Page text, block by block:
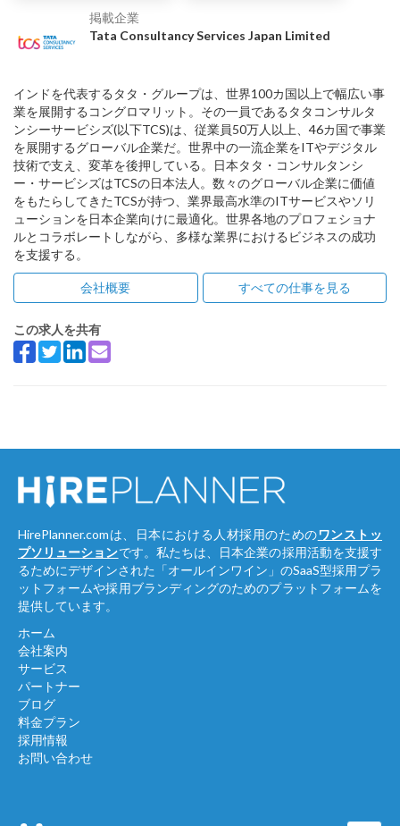
掲載企業
Tata Consultancy Services Japan Limited
インドを代表するタタ・グループは、世界100カ国以上で幅広い事
業を展開するコングロマリット。その一員であるタタコンサルタ
ンシーサービシズ(以下TCS)は、従業員50万人以上、46カ国で事業
を展開するグローバル企業だ。世界中の一流企業をITやデジタル
技術で支え、変革を後押している。日本タタ・コンサルタンシ
ー・サービシズはTCSの日本法人。数々のグローバル企業に価値
をもたらしてきたTCSが持つ、業界最高水準のITサービスやソリ
ューションを日本企業向けに最適化。世界各地のプロフェショナ
ルとコラボレートしながら、多様な業界におけるビジネスの成功
を支援する。
会社概要 すべての仕事を見る
この求人を共有
HirePlanner.comは、日本における人材採用のためのワンストッ
プソリューションです。私たちは、日本企業の採用活動を支援す
るためにデザインされた「オールインワイン」のSaaS型採用プラ
ットフォームや採用ブランディングのためのプラットフォームを
提供しています。
ホーム
会社案内
サービス
パートナー
ブログ
料金プラン
採用情報
お問い合わせ